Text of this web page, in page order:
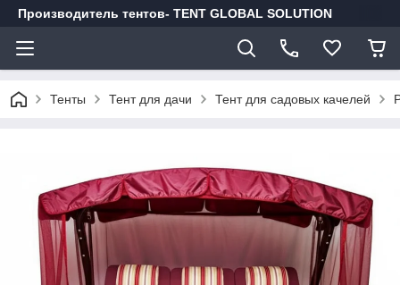
Производитель тентов- TENT GLOBAL SOLUTION
Тенты Тент для дачи Тент для садовых качелей